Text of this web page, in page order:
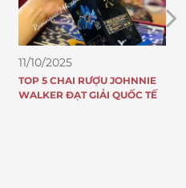
11/10/2025
TOP 5 CHAI RƯỢU JOHNNIE
WALKER ĐẠT GIẢI QUỐC TẾ